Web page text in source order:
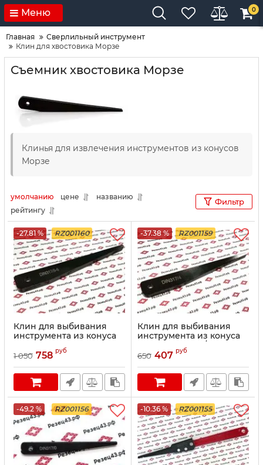
Меню 0
Главная
Сверлильный инструмент
Клин для хвостовика Морзе
Съемник хвостовика Морзе
Клинья для извлечения инструментов из конусов
Морзе
умолчанию цене
названию
рейтингу
Фильтр
-27.81 % RZ001160
Клин для выбивания
инструмента из конуса
Морзе 5 и Морзе 6
DIN317/5-6
1 050 758 руб
-37.38 % RZ001159
Клин для выбивания
инструмента из конуса
Морзе 4 DIN317/4
650 407 руб
-49.2 % RZ001156 -10.36 % RZ001155